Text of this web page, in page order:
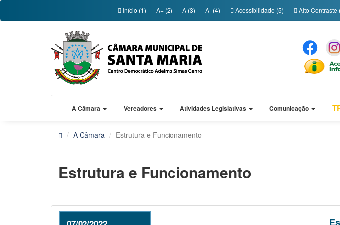
Início (1) A+ (2) A (3) A- (4) Acessibilidade (5) Alto Contraste
A Câmara Vereadores Atividades Legislativas Comunicação
A Câmara Estrutura e Funcionamento
Estrutura e Funcionamento